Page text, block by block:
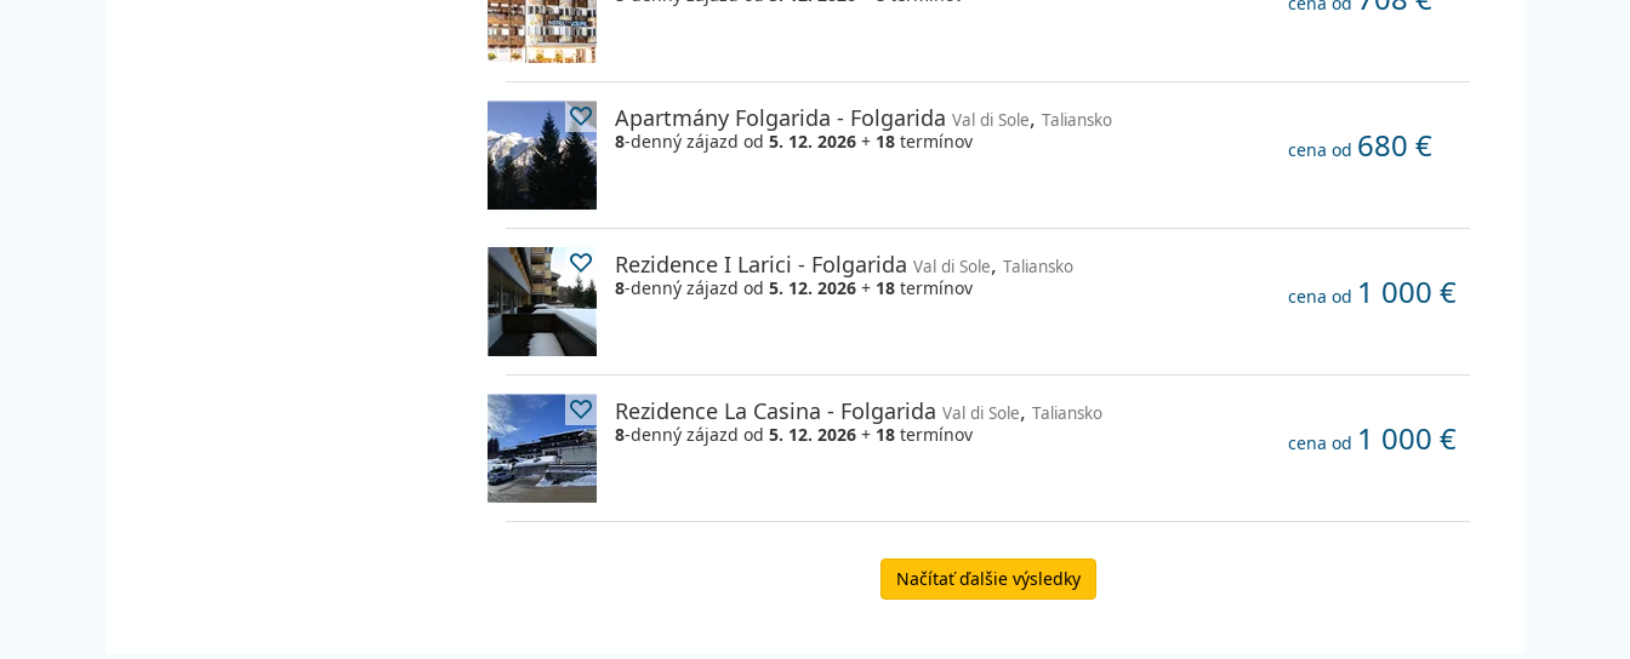
Apartmány Folgarida - Folgarida Val di Sole, Taliansko
8-denný zájazd od 5. 12. 2026 + 18 termínov cena od 680 €
Rezidence I Larici - Folgarida Val di Sole, Taliansko
8-denný zájazd od 5. 12. 2026 + 18 termínov cena od 1 000 €
Rezidence La Casina - Folgarida Val di Sole, Taliansko
8-denný zájazd od 5. 12. 2026 + 18 termínov cena od 1 000 €
Načítať ďalšie výsledky